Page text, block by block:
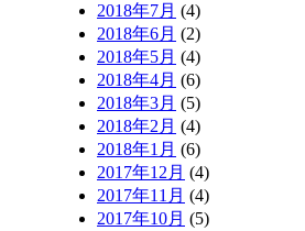
2018年7月 (4)
2018年6月 (2)
2018年5月 (4)
2018年4月 (6)
2018年3月 (5)
2018年2月 (4)
2018年1月 (6)
2017年12月 (4)
2017年11月 (4)
2017年10月 (5)